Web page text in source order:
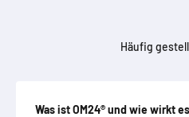
Häufig
Was ist OM24® und wie wirkt